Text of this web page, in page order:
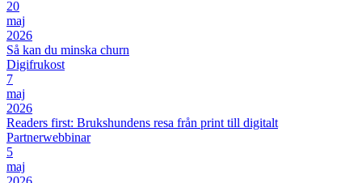
20
maj
2026
Så kan du minska churn
Digifrukost
7
maj
2026
Readers first: Brukshundens resa från print till digitalt
Partnerwebbinar
5
maj